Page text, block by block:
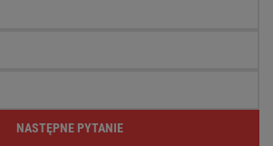
NASTĘPNE PYTANIE